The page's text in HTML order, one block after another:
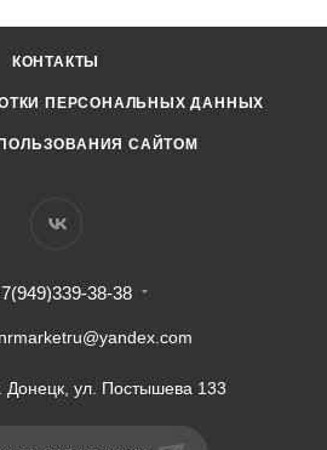
КОНТАКТЫ
ПЕРСОНАЛЬНЫХ ДАННЫХ
САЙТОМ
38-38
Донецк, ул. Постышева 133